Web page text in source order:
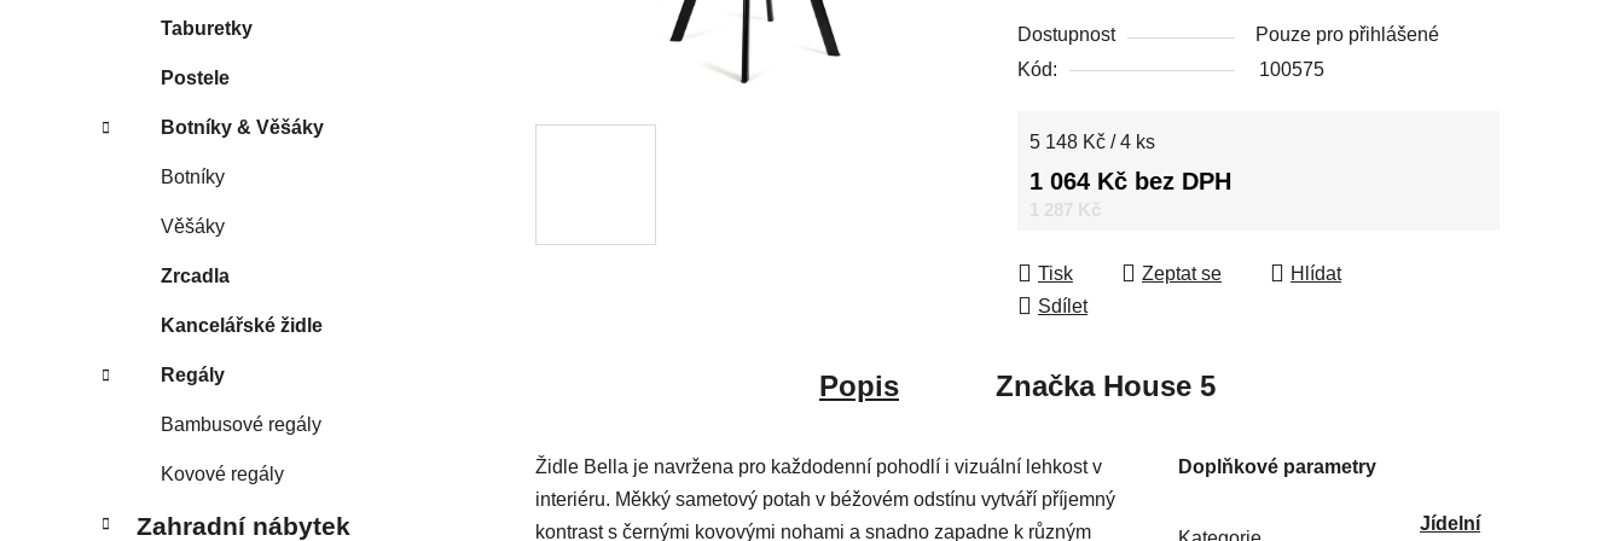
e
Taburetky
Postele
Botníky & Věšáky
Botníky
Věšáky
Zrcadla
Kancelářské židle
Regály
Bambusové regály
Kovové regály
Zahradní nábytek
Dostupnost
Pouze pro přihlášené
Kód:
100575
1 287 Kč
1 064 Kč bez DPH
Měrná cena:
5 148 Kč / 4 ks
Tisk Zeptat se
Hlídat
Sdílet
Popis ZnačkaHouse 5
Židle Bella je navržena pro každodenní pohodlí i vizuální lehkost v
interiéru. Měkký sametový potah v béžovém odstínu vytváří příjemný
kontrast s černými kovovými nohami a snadno zapadne k různým
Doplňkové parametry
Jídelní